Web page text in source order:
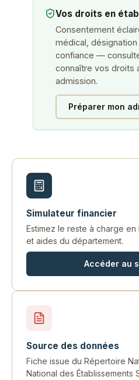
Vos droits en
Consentement
médical,
confiance —
connaître vos droits
admission.
Préparer mon
Simulateur financier
Estimez le reste à charge en
et aides du département.
Accéder au
Source des données
Fiche issue du Répertoire
National des